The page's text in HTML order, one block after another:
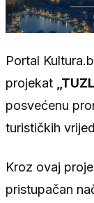
Portal
projekat
posvećenu
turističkih
Kroz ovaj
pristupačan